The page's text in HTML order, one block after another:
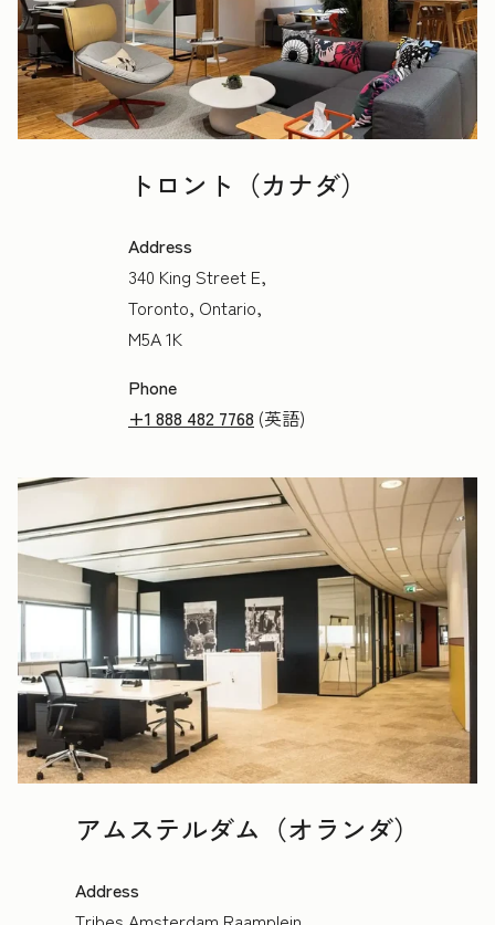
トロント（カナダ）
Address
340 King Street E,
Toronto, Ontario,
M5A 1K
Phone
+1 888 482 7768 (英語)
アムステルダム（オランダ）
Address